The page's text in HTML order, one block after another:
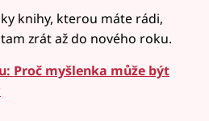
knihy, kterou máte rádi,
zrát až do nového roku.
Proč myšlenka může být